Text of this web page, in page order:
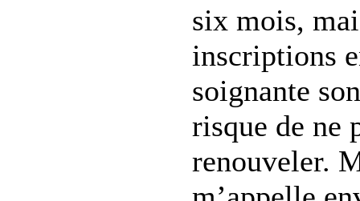
six mois,
inscriptions
soignante
risque de ne
renouveler.